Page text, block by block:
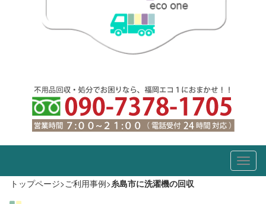
トップページ>ご利用事例>糸島市に洗濯機の回収